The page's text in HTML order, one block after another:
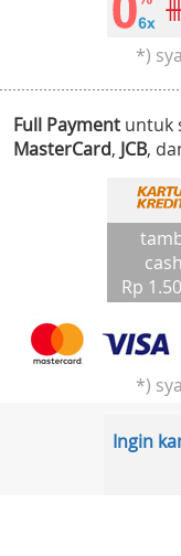
*)
Full Payment untuk
MasterCard, JCB,
Rp
*)
Ingin